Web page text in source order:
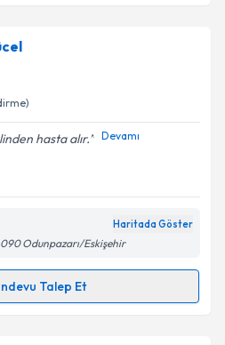
randevu almanız için bir
e-posta ile bilgilendireceğiz.
ve kişisel verilerimin belirtilen
kabul ediyorum.
Talebini Gönder
hasta alır. Devamı
Haritada Göster
Odunpazarı/Eskişehir
Talep Et
Talebi